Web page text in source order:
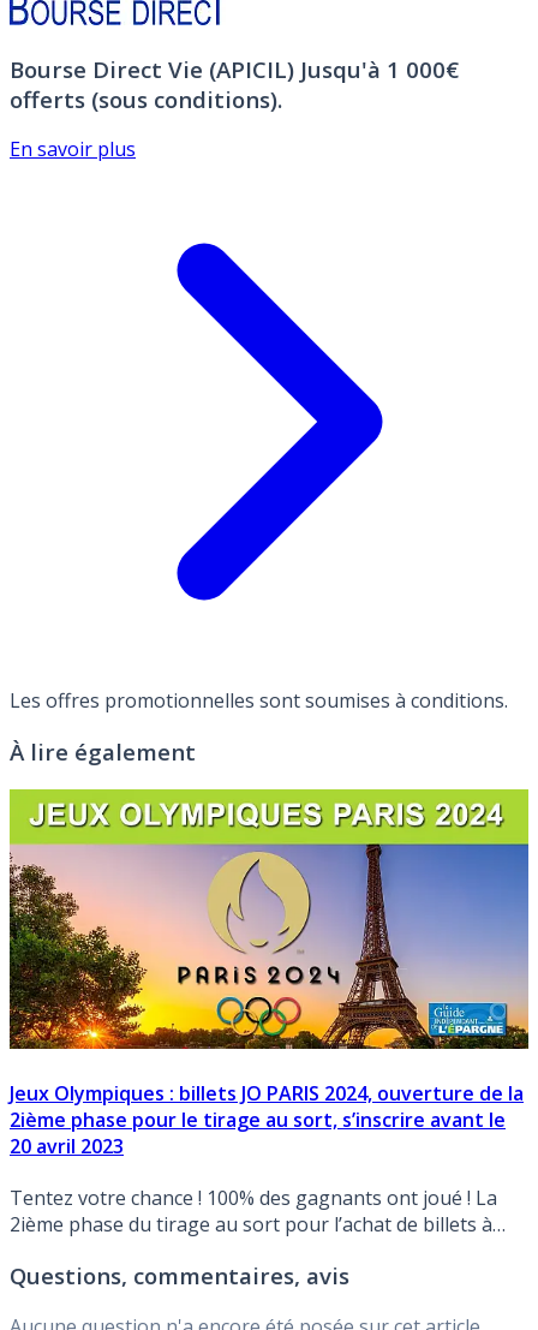
Bourse Direct Vie (APICIL) Jusqu'à 1 000€
offerts (sous conditions).
En savoir plus
Les offres promotionnelles sont soumises à conditions.
À lire également
Jeux Olympiques : billets JO PARIS 2024, ouverture de la
2ième phase pour le tirage au sort, s’inscrire avant le
20 avril 2023
Tentez votre chance ! 100% des gagnants ont joué ! La
2ième phase du tirage au sort pour l’achat de billets à
Questions, commentaires, avis